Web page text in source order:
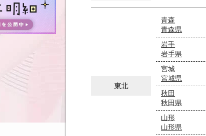
東北
青森
青森県
岩手
岩手県
宮城
宮城県
秋田
秋田県
山形
山形県